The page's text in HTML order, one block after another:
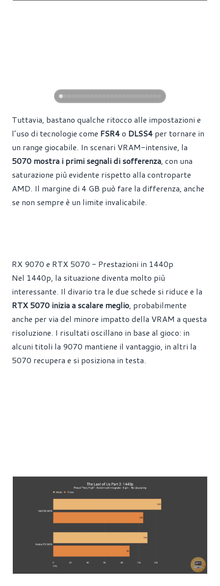
Tuttavia, bastano qualche ritocco alle impostazioni e
l’uso di tecnologie come FSR4o DLSS4 per tornare in
un range giocabile. In scenari VRAM-intensive, la
5070 mostra i primi segnali di sofferenza, con una
saturazione più evidente rispetto alla controparte
AMD. Il margine di 4 GB può fare la differenza, anche
se non sempre è un limite invalicabile.
RX 9070 e RTX 5070 - Prestazioni in 1440p
Nel 1440p, la situazione diventa molto più
interessante. Il divario tra le due schede si riduce e la
RTX 5070 inizia a scalare meglio, probabilmente
anche per via del minore impatto della VRAM a questa
risoluzione. I risultati oscillano in base al gioco: in
alcuni titoli la 9070 mantiene il vantaggio, in altri la
5070 recupera e si posiziona in testa.